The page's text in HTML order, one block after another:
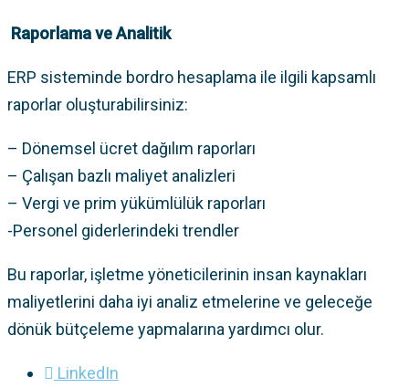
Raporlama ve Analitik
ERP sisteminde bordro hesaplama ile ilgili kapsamlı
raporlar oluşturabilirsiniz:
– Dönemsel ücret dağılım raporları
– Çalışan bazlı maliyet analizleri
– Vergi ve prim yükümlülük raporları
-Personel giderlerindeki trendler
Bu raporlar, işletme yöneticilerinin insan kaynakları
maliyetlerini daha iyi analiz etmelerine ve geleceğe
dönük bütçeleme yapmalarına yardımcı olur.
LinkedIn